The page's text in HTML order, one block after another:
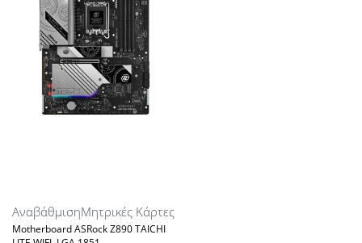
ΑναβάθμισηΜητρικές Κάρτες
Motherboard ASRock Z890 TAICHI